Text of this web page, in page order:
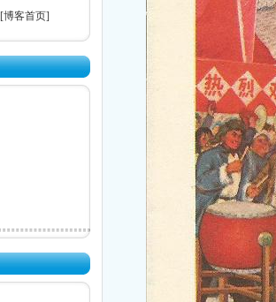
[博客首页]